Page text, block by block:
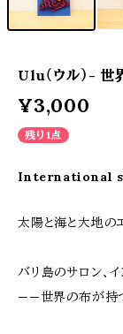
Ulu（ウル）- 世
¥3,000
残り1点
International
太陽と海と大地の
バリ島のサロン、
——世界の布が持つ